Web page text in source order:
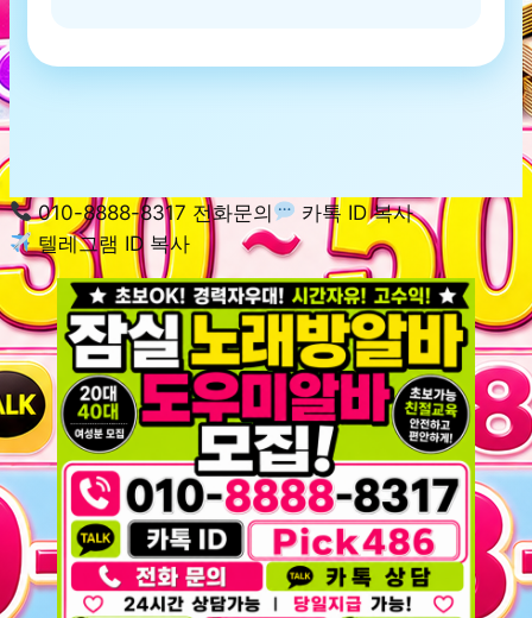
010-8888-8317 전화문의
카톡 ID 복사
텔레그램 ID 복사